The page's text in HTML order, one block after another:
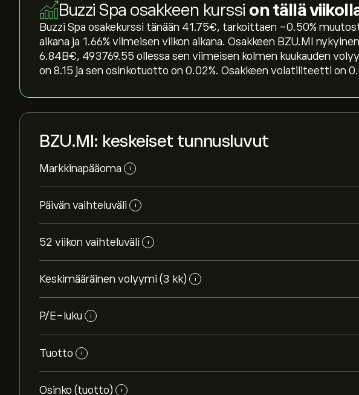
Buzzi Spa osakkeen kurssi on tällä
Buzzi Spa osakekurssi tänään 41.75‎€‎, tarkoittaen ‎-0.50‎%
aikana ja ‎1.66‎% viimeisen viikon aikana. Osakkeen BZU.MI
6.84B‎€‎, 493769.55 ollessa sen viimeisen kolmen kuukauden
on 8.15 ja sen osinkotuotto on 0.02%. Osakkeen volatiliteetti on
BZU.MI: keskeiset tunnusluvut
Markkinapääoma i
Päivän vaihteluväli i
52 viikon vaihteluväli i
Keskimääräinen volyymi (3 kk) i
P/E-luku i
Tuotto i
Osinko (tuotto) i